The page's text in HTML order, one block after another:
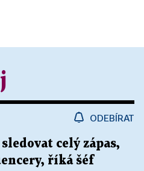
ODEBÍRAT
celý zápas,
říká šéf